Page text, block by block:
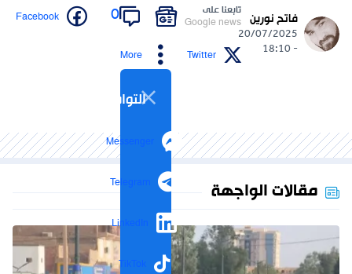
فاتح نورين
20/07/2025
- 18:10
تابعنا على
Google news
0
Facebook
Twitter
More
التواصل الاجتماعي
Messenger
Telegram
LinkedIn
TikTok
مقالات الواجهة